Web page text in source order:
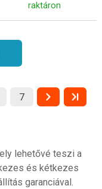
raktáron
7
lehetővé teszi a
és kétkezes
garanciával.